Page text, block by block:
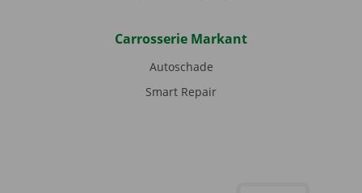
Carrosserie Markant
Autoschade
Smart Repair